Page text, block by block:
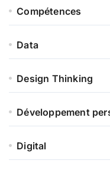
Compétences
Data
Design Thinking
Développement
Digital